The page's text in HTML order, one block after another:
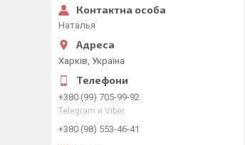
Наталья
Харків, Україна
+380 (99) 705-99-92
Telegram и Viber
+380 (98) 553-46-41